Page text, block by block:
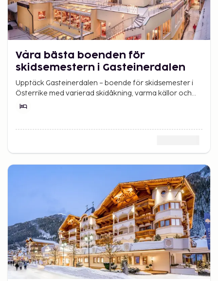
Våra bästa boenden för
skidsemestern i Gasteinerdalen
Upptäck Gasteinerdalen – boende för skidsemester i
Österrike med varierad skidåkning, varma källor och
genuin alpkänsla.